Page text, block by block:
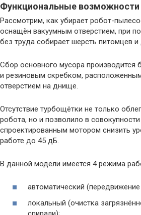
Функциональные возможности
Рассмотрим, как убирает робот-
оснащён вакуумным отверстием, при
без труда собирает шерсть питомцев
Сбор основного мусора
и резиновым скребком,
отверстием на днище.
Отсутствие турбощётки не только
робота, но и позволило в
спроектированным мотором снизить
работе до 45 дБ.
В данной модели имеется 4 режима
автоматический (передвижение
локальный (очистка